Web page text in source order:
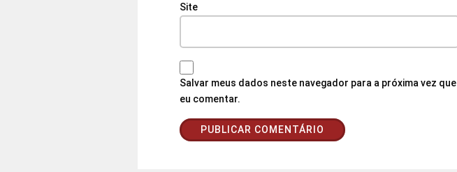
Site
Salvar meus dados neste navegador para a próxima vez que
eu comentar.